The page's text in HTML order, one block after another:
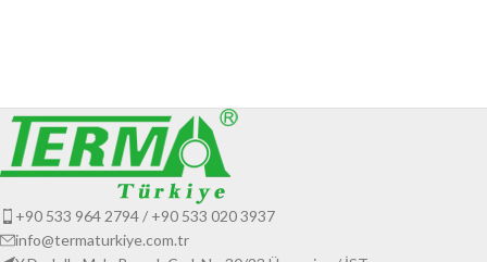
+90 533 964 2794 / +90 533 020 3937
info@termaturkiye.com.tr